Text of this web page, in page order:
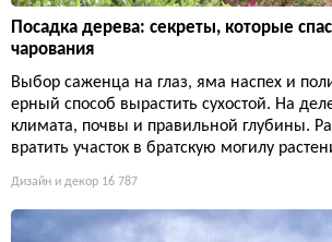
Посадка дерева: секреты, которые
чарования
Выбор саженца на глаз, яма наспех и
ерный способ вырастить сухостой. На
климата, почвы и правильной глубины.
вратить участок в братскую могилу
Дизайн и декор 16 787